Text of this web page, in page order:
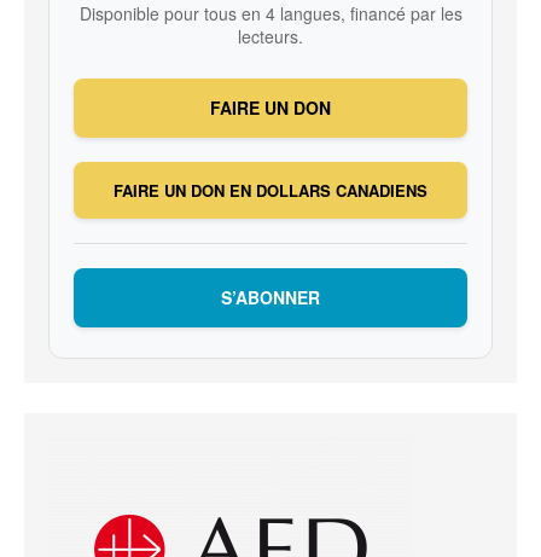
Disponible pour tous en 4 langues, financé par les
lecteurs.
FAIRE UN DON
FAIRE UN DON EN DOLLARS CANADIENS
S’ABONNER